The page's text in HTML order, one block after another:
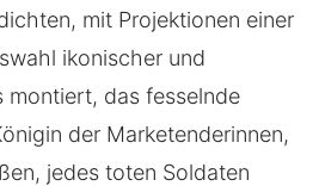
mit Projektionen einer
ikonischer und
montiert, das fesselnde
der Marketenderinnen,
jedes toten Soldaten